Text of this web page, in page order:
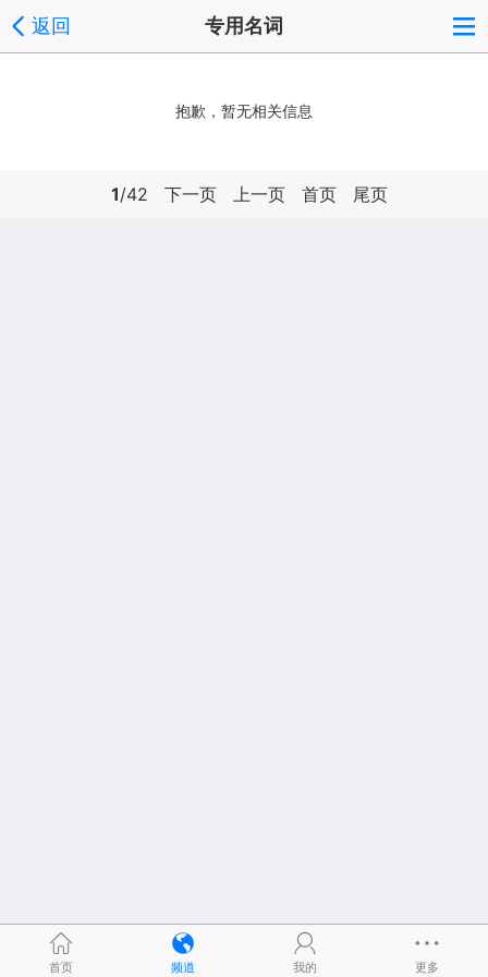
返回 专用名词
抱歉，暂无相关信息
1/42 下一页 上一页 首页 尾页
首页 频道 我的 更多